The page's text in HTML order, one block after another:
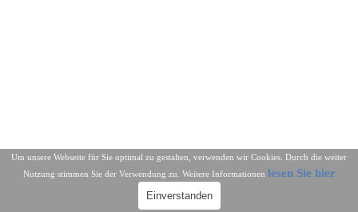
Um unsere Webseite für Sie optimal zu gestalten, verwenden wir Cookies. Durch die weiter
Nutzung stimmen Sie der Verwendung zu. Weitere Informationen lesen Sie hier
Einverstanden